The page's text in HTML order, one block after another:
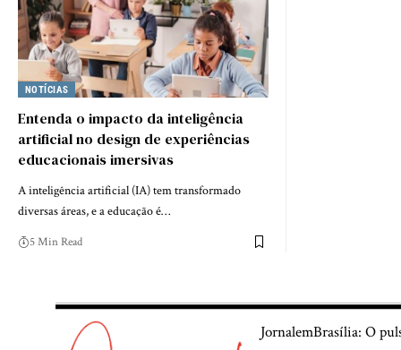
NOTÍCIAS
Entenda o impacto da inteligência
artificial no design de experiências
educacionais imersivas
A inteligência artificial (IA) tem transformado
diversas áreas, e a educação é…
5 Min Read
JornalemBrasília: O